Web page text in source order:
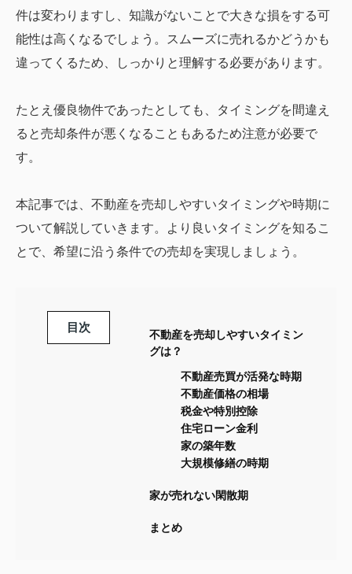
件は変わりますし、知識がないことで大きな損をする可
能性は高くなるでしょう。スムーズに売れるかどうかも
違ってくるため、しっかりと理解する必要があります。
たとえ優良物件であったとしても、タイミングを間違え
ると売却条件が悪くなることもあるため注意が必要で
す。
本記事では、不動産を売却しやすいタイミングや時期に
ついて解説していきます。より良いタイミングを知るこ
とで、希望に沿う条件での売却を実現しましょう。
目次
不動産を売却しやすいタイミン
グは？
不動産売買が活発な時期
不動産価格の相場
税金や特別控除
住宅ローン金利
家の築年数
大規模修繕の時期
家が売れない閑散期
まとめ